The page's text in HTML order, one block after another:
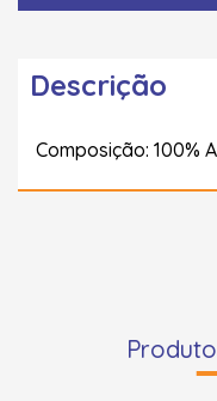
Descrição
Composição: 100%